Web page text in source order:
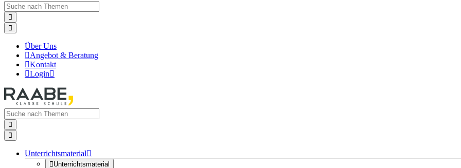


Über Uns
Angebot & Beratung
Kontakt
Login


Unterrichtsmaterial
Unterrichtsmaterial